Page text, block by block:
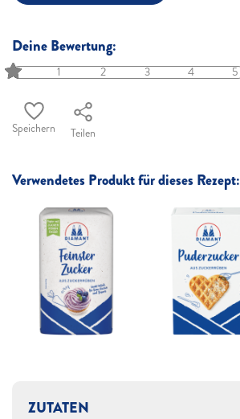
Deine Bewertung:
1 2 3 4 5
Speichern Teilen
Verwendetes Produkt für dieses Rezept:
ZUTATEN